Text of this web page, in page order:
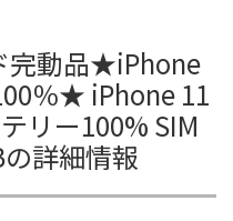
完動品★iPhone
％★ iPhone 11
リー100% SIM
詳細情報